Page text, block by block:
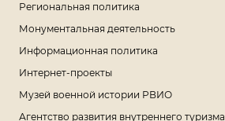
Региональная политика
Монументальная деятельность
Информационная политика
Интернет-проекты
Музей военной истории РВИО
Агентство развития внутреннего туризма